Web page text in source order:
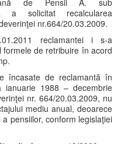
de Pensii A. sub
a solicitat recalcularea
nr.664/20.03.2009.
reclamantei i s-a
de retribuire în acord
încasate de reclamantă în
1988 – decembrie
nr. 664/20.03.2009, nu
mediu anual, deoarece
pensiilor, conform legislaţiei